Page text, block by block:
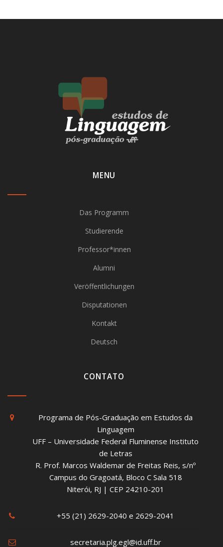
MENU
Das Programm
Studierende
Professor*innen
Alumni
Veröffentlichungen
Disputationen
Kontakt
Deutsch
CONTATO
Programa de Pós-Graduação em Estudos da
Linguagem
UFF – Universidade Federal Fluminense Instituto
de Letras
R. Prof. Marcos Waldemar de Freitas Reis, s/nº
Campus do Gragoatá, Bloco C Sala 518
Niterói, RJ | CEP 24210-201
+55 (21) 2629-2040 e 2629-2041
secretaria.plg.egl@id.uff.br